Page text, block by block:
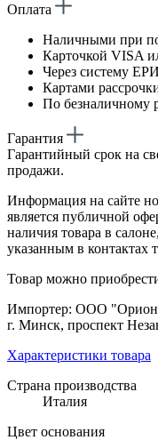
Оплата
Наличными при
Карточкой VISA
Через систему
Картами
По безналичному
Гарантия
Гарантийный срок на
продажи.
Информация на сайте
является публичной
наличия товара в
указанным в контактах
Товар можно
Импортер: ООО
г. Минск, проспект
Характеристики товара
Страна производства
Италия
Цвет основания